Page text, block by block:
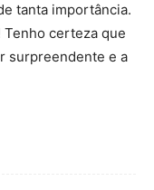
tanta importância.
certeza que
surpreendente e a